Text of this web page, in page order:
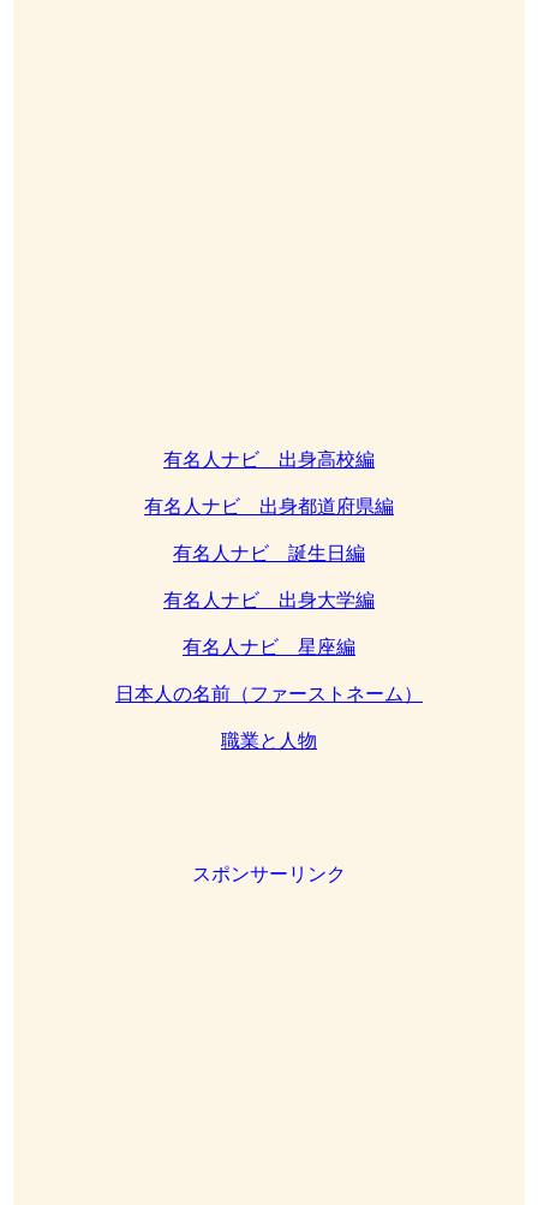
有名人ナビ 出身高校編
有名人ナビ 出身都道府県編
有名人ナビ 誕生日編
有名人ナビ 出身大学編
有名人ナビ 星座編
日本人の名前（ファーストネーム）
職業と人物
スポンサーリンク